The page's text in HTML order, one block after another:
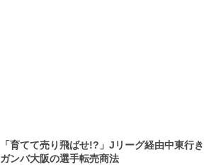
「育てて売り飛ばせ!?」Jリーグ経由中東行き
ガンバ大阪の選手転売商法